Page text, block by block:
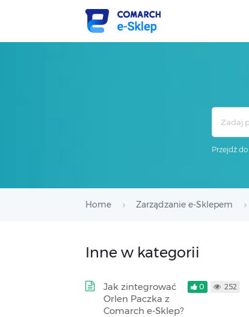
Przejdź do
Home Zarządzanie e-Sklepem
Inne w kategorii
Jak zintegrować
Orlen Paczka z
Comarch e-Sklep?
0 252